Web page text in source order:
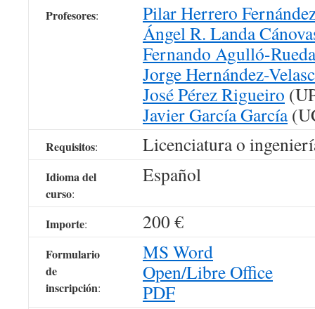
Profesores:
Pilar Herrero
Ángel R. Landa
Fernando Agulló-Rueda
Jorge Hernández-
José Pérez Rigueiro
Javier García García
Requisitos: Licenciatura o
Idioma del
curso:
Español
Importe: 200 €
Formulario
de
inscripción:
MS Word
Open/Libre Office
PDF